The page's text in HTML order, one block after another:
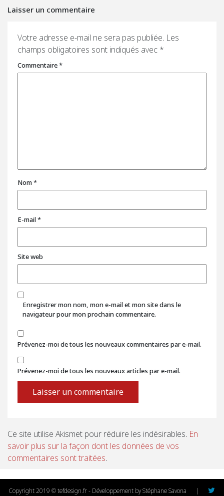
Laisser un commentaire
Votre adresse e-mail ne sera pas publiée. Les
champs obligatoires sont indiqués avec *
Commentaire*
Nom*
E-mail*
Site web
Enregistrer mon nom, mon e-mail et mon site dans le
navigateur pour mon prochain commentaire.
Prévenez-moi de tous les nouveaux commentaires par e-mail.
Prévenez-moi de tous les nouveaux articles par e-mail.
Ce site utilise Akismet pour réduire les indésirables. En
savoir plus sur la façon dont les données de vos
commentaires sont traitées.
Copyright 2019 © tefdesign.fr - Développement by Stéphane Savona |